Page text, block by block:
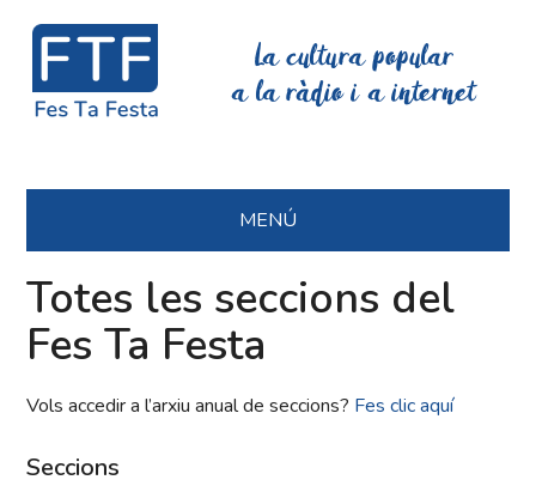
La cultura popular
a la ràdio i a internet
MENÚ
Totes les seccions del
Fes Ta Festa
Vols accedir a l’arxiu anual de seccions? Fes clic aquí
Seccions